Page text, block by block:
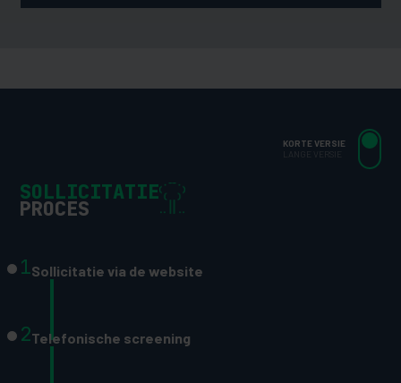
SOLLICITATIE
PROCES
KORTE VERSIE
1Sollicitatie via de website
2Telefonische screening